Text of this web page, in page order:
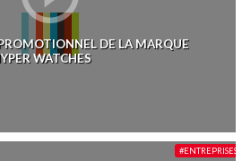
DE LA MARQUE
WATCHES
#ENTREPRISES